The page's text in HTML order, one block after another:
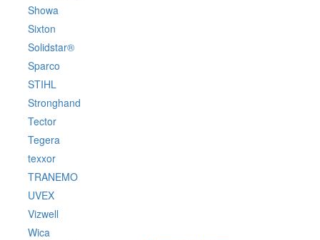
Showa
Sixton
Solidstar®
Sparco
STIHL
Stronghand
Tector
Tegera
texxor
TRANEMO
UVEX
Vizwell
Wica